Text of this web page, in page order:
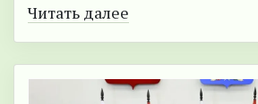
Читать далее